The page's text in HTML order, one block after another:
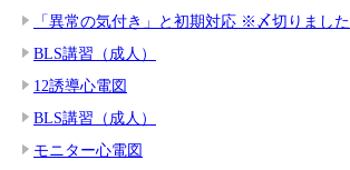
「異常の気付き」と初期対応 ※〆切りました
BLS講習（成人）
12誘導心電図
BLS講習（成人）
モニター心電図